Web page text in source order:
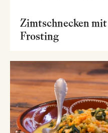
Zimtschnecken
Frosting